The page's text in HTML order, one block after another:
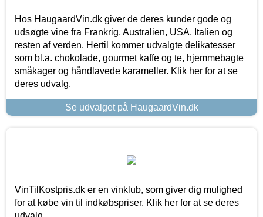
Hos HaugaardVin.dk giver de deres kunder gode og
udsøgte vine fra Frankrig, Australien, USA, Italien og
resten af verden. Hertil kommer udvalgte delikatesser
som bl.a. chokolade, gourmet kaffe og te, hjemmebagte
småkager og håndlavede karameller. Klik her for at se
deres udvalg.
Se udvalget på HaugaardVin.dk
VinTilKostpris.dk er en vinklub, som giver dig mulighed
for at købe vin til indkøbspriser. Klik her for at se deres